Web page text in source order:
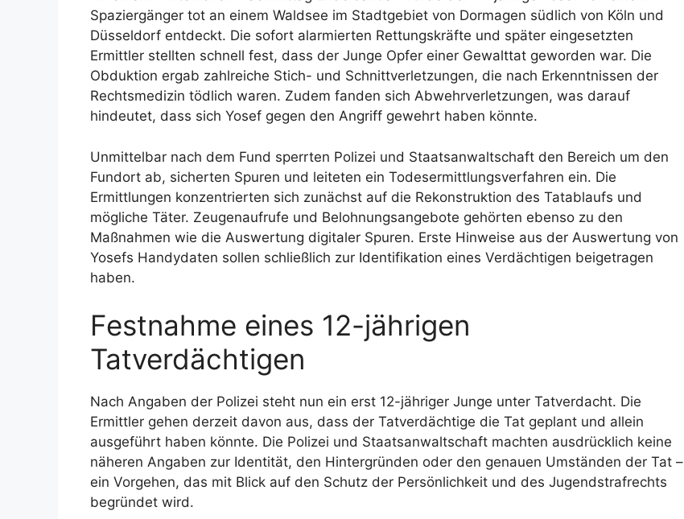
Spaziergänger tot an einem Waldsee im Stadtgebiet von Dormagen südlich von Köln und
Düsseldorf entdeckt. Die sofort alarmierten Rettungskräfte und später eingesetzten
Ermittler stellten schnell fest, dass der Junge Opfer einer Gewalttat geworden war. Die
Obduktion ergab zahlreiche Stich- und Schnittverletzungen, die nach Erkenntnissen der
Rechtsmedizin tödlich waren. Zudem fanden sich Abwehrverletzungen, was darauf
hindeutet, dass sich Yosef gegen den Angriff gewehrt haben könnte.
Unmittelbar nach dem Fund sperrten Polizei und Staatsanwaltschaft den Bereich um den
Fundort ab, sicherten Spuren und leiteten ein Todesermittlungsverfahren ein. Die
Ermittlungen konzentrierten sich zunächst auf die Rekonstruktion des Tatablaufs und
mögliche Täter. Zeugenaufrufe und Belohnungsangebote gehörten ebenso zu den
Maßnahmen wie die Auswertung digitaler Spuren. Erste Hinweise aus der Auswertung von
Yosefs Handydaten sollen schließlich zur Identifikation eines Verdächtigen beigetragen
haben.
Festnahme eines 12-jährigen
Tatverdächtigen
Nach Angaben der Polizei steht nun ein erst 12-jähriger Junge unter Tatverdacht. Die
Ermittler gehen derzeit davon aus, dass der Tatverdächtige die Tat geplant und allein
ausgeführt haben könnte. Die Polizei und Staatsanwaltschaft machten ausdrücklich keine
näheren Angaben zur Identität, den Hintergründen oder den genauen Umständen der Tat –
ein Vorgehen, das mit Blick auf den Schutz der Persönlichkeit und des Jugendstrafrechts
begründet wird.